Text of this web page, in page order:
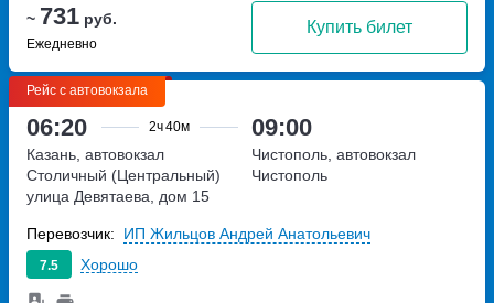
~ 731 руб.
Ежедневно
Купить билет
Рейс с автовокзала
06:20 2ч40м 09:00
Казань, автовокзал
Столичный (Центральный)
улица Девятаева, дом 15
Чистополь, автовокзал
Чистополь
7.5 Хорошо
Перевозчик: ИП Жильцов Андрей Анатольевич